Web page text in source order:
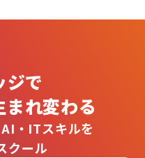
ジで
れ変わる
・ITスキルを
クール